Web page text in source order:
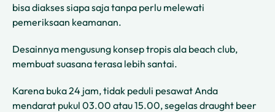
bisa diakses siapa saja tanpa perlu melewati
pemeriksaan keamanan.
Desainnya mengusung konsep tropis ala beach club,
membuat suasana terasa lebih santai.
Karena buka 24 jam, tidak peduli pesawat Anda
mendarat pukul 03.00 atau 15.00, segelas draught beer